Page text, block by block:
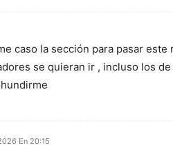
caso la sección para pasar este
se quieran ir , incluso los
En 20:15